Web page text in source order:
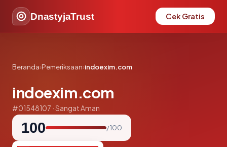
DnastyjaTrust Cek Gratis
Beranda›Pemeriksaan›indoexim.com
indoexim.com
#01548107 · Sangat Aman
100 / 100